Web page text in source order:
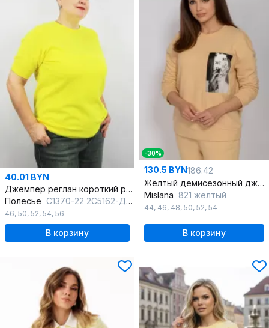
40.01 BYN
Джемпер реглан короткий рукав вязаный для демисезона
Полесье С1370-22 2С5162-Д43 170,176 лимонно-флавиновый
46, 50, 52, 54, 56
В корзину
-30%
130.5 BYN186.42
Жёлтый демисезонный джемпер с подрезами и печатью
Mislana 821 желтый
44, 46, 48, 50, 52, 54
В корзину